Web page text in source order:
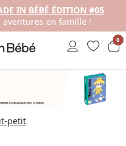
IN BÉBÉ ÉDITION #05
en famille !
0
petit